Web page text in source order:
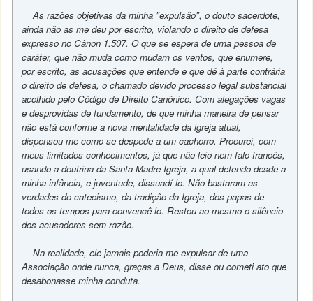
As razões objetivas da minha "expulsão", o douto sacerdote,
ainda não as me deu por escrito, violando o direito de defesa
expresso no Cânon 1.507. O que se espera de uma pessoa de
caráter, que não muda como mudam os ventos, que enumere,
por escrito, as acusações que entende e que dê à parte contrária
o direito de defesa, o chamado devido processo legal substancial
acolhido pelo Código de Direito Canônico. Com alegações vagas
e desprovidas de fundamento, de que minha maneira de pensar
não está conforme a nova mentalidade da igreja atual,
dispensou-me como se despede a um cachorro. Procurei, com
meus limitados conhecimentos, já que não leio nem falo francês,
usando a doutrina da Santa Madre Igreja, a qual defendo desde a
minha infância, e juventude, dissuadí-lo. Não bastaram as
verdades do catecismo, da tradição da Igreja, dos papas de
todos os tempos para convencê-lo. Restou ao mesmo o silêncio
dos acusadores sem razão.
Na realidade, ele jamais poderia me expulsar de uma
Associação onde nunca, graças a Deus, disse ou cometi ato que
desabonasse minha conduta.